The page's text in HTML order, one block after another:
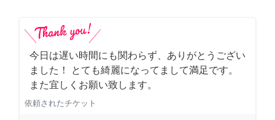
今日は遅い時間にも関わらず、ありがとうござい
ました！ とても綺麗になってまして満足です。
また宜しくお願い致します。
依頼されたチケット